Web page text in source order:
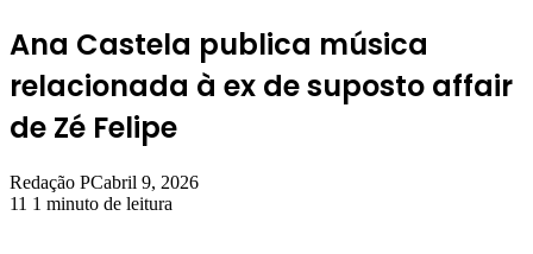
Ana Castela publica música
relacionada à ex de suposto affair
de Zé Felipe
Redação PCabril 9, 2026
11 1 minuto de leitura